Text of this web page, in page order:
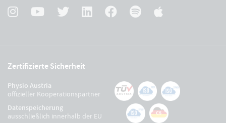
Zertifizierte Sicherheit
Physio Austria
offizieller Kooperationspartner
Datenspeicherung
ausschließlich innerhalb der EU